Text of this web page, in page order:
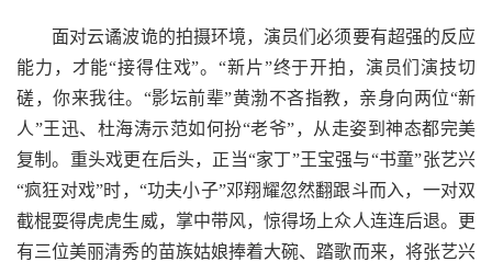
面对云谲波诡的拍摄环境，演员们必须要有超强的反应
能力，才能“接得住戏”。“新片”终于开拍，演员们演技切
磋，你来我往。“影坛前辈”黄渤不吝指教，亲身向两位“新
人”王迅、杜海涛示范如何扮“老爷”，从走姿到神态都完美
复制。重头戏更在后头，正当“家丁”王宝强与“书童”张艺兴
“疯狂对戏”时，“功夫小子”邓翔耀忽然翻跟斗而入，一对双
截棍耍得虎虎生威，掌中带风，惊得场上众人连连后退。更
有三位美丽清秀的苗族姑娘捧着大碗、踏歌而来，将张艺兴